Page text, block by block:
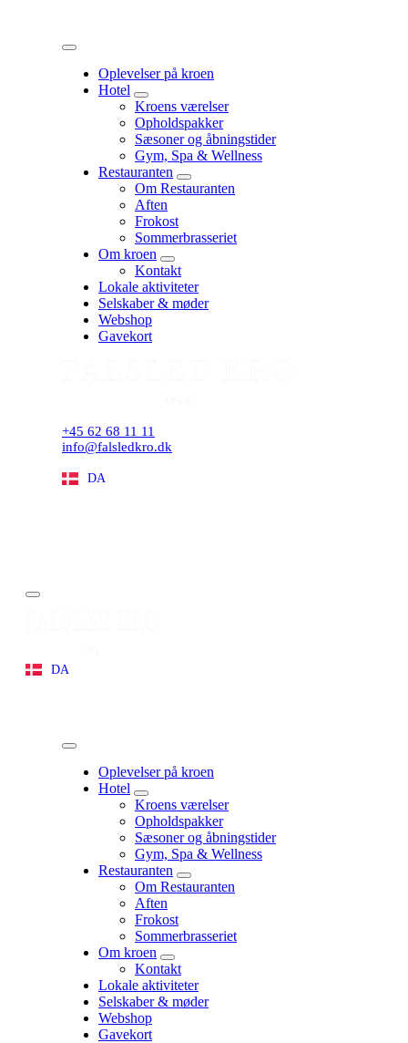
Menu
Oplevelser på kroen
Hotel
expand
child
menu
Kroens værelser
Opholdspakker
Sæsoner og åbningstider
Gym, Spa & Wellness
Restauranten
expand
child
Om Restauranten
Aften
Frokost
Sommerbrasseriet
Om kroen
expand
child
menu
Kontakt
Lokale aktiviteter
Selskaber & møder
Webshop
Gavekort
+45 62 68 11 11
info@falsledkro.dk
DA
EN
Menu
DA
EN
Menu
Oplevelser på kroen
Hotel
expand
child
menu
Kroens værelser
Opholdspakker
Sæsoner og åbningstider
Gym, Spa & Wellness
Restauranten
expand
child
Om Restauranten
Aften
Frokost
Sommerbrasseriet
Om kroen
expand
child
menu
Kontakt
Lokale aktiviteter
Selskaber & møder
Webshop
Gavekort